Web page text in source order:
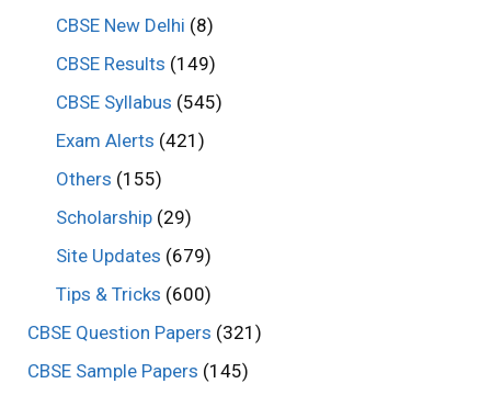
CBSE New Delhi (8)
CBSE Results (149)
CBSE Syllabus (545)
Exam Alerts (421)
Others (155)
Scholarship(29)
Site Updates (679)
Tips & Tricks (600)
CBSE Question Papers (321)
CBSE Sample Papers (145)